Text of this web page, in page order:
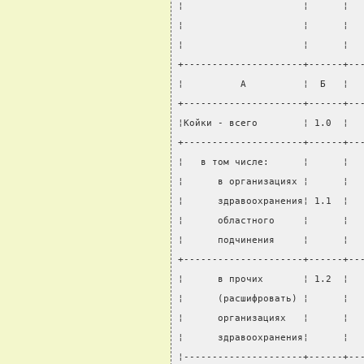
¦                     ¦      ¦
¦                     ¦      ¦
¦                     ¦      ¦
+---------------------+------
¦          А          ¦  Б   ¦
+---------------------+------
¦Койки - всего        ¦
+---------------------+------
¦   в том числе:      ¦
¦      в организациях ¦
¦      здравоохранения¦
¦      областного     ¦
¦      подчинения     ¦
+---------------------+------
¦      в прочих       ¦
¦      (расшифровать) ¦
¦      организациях   ¦
¦      здравоохранения¦
¦---------------------+------